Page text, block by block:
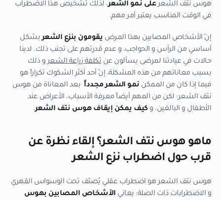
هوس نتف الشعرعلى نمو الشعر، لذلك تشخيص هذا الاضطراب
في الوقت المناسب يعتبر أمر مهم.
إنّ الأشخاص المصابين بهذا المرض يقومون بنزع الشعربشكل
أساسي من الرأس و الحواجب، و عدم قدرتهم على تجنب ذلك. لدينا
حالات في عيادتنا لمرضى يسألون عن تكلفة زراعة الشعر و ذلك
بسبب معاناتهم من هذه المشكلة، إنّ أحد أكثر الشكوك تكراراً هو
فيما إذا كان من الممكن نمو الشعر مجدداً بعد المعاناة من هوس
نتف الشعر: لكن من المهم أيضاً معرفة الأسباب، الأعراض عند
الأطفال و البالغين، و كيف يمكن إيقاف هوس نتف الشعر.
ماهو هوس نتف الشعر؟ إلقاء نظرة عن
قرب حول اضطراب نزع الشعر
هوس نتف الشعر هو اضطراب عقلي يُصنّف تحت الوسواس القهري
و الاضطرابات ذات الصلة: يعاني الأشخاص المصابين بهوس